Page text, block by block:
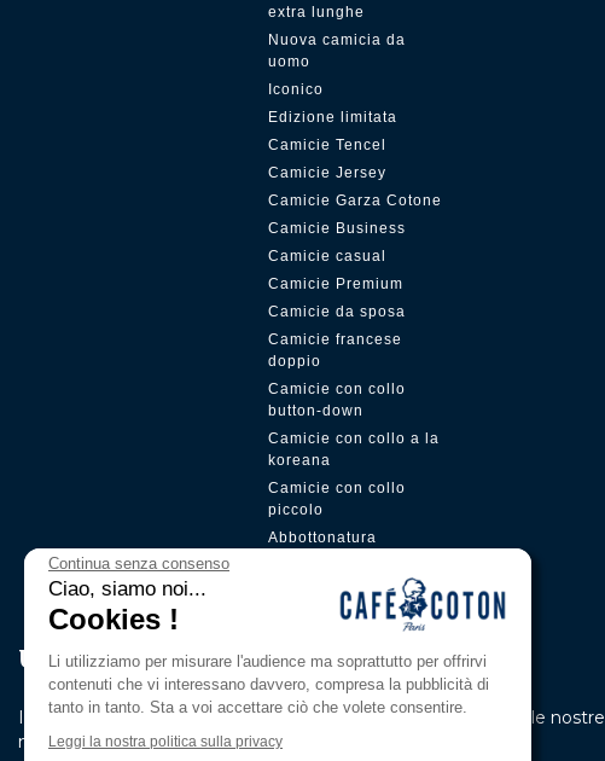
extra lunghe
Nuova camicia da
uomo
Iconico
Edizione limitata
Camicie Tencel
Camicie Jersey
Camicie Garza Cotone
Camicie Business
Camicie casual
Camicie Premium
Camicie da sposa
Camicie francese
doppio
Camicie con collo
button-down
Camicie con collo a la
koreana
Camicie con collo
piccolo
Abbottonatura
Unisciti al nostro Pri̇vi̇lege Club
Iscriviti alla nostra newsletter per essere il primo a conoscere le nostre
novità e le nostre offerte esclusive.
Continua senza consenso
Ciao, siamo noi...
Cookies !
Li utilizziamo per misurare l'audience ma soprattutto per offrirvi
contenuti che vi interessano davvero, compresa la pubblicità di
tanto in tanto. Sta a voi accettare ciò che volete consentire.
Leggi la nostra politica sulla privacy